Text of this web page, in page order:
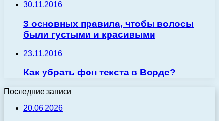
30.11.2016
3 основных правила, чтобы волосы
были густыми и красивыми
23.11.2016
Как убрать фон текста в Ворде?
Последние записи
20.06.2026